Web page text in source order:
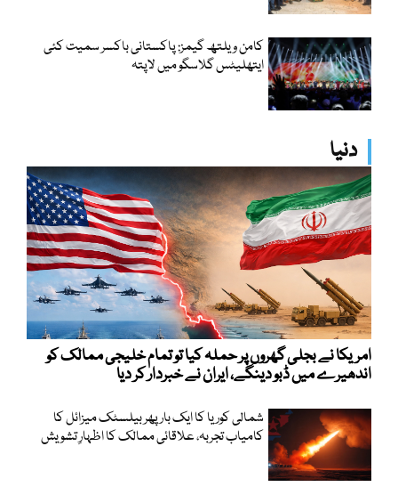
کامن ویلتھ گیمز: پاکستانی باکسر سمیت کئی
ایتھلیٹس گلاسگو میں لاپتہ
دنیا
امریکا نے بجلی گھروں پر حملہ کیا تو تمام خلیجی ممالک کو
اندھیرے میں ڈبو دینگے، ایران نے خبردار کر دیا
شمالی کوریا کا ایک بار پھر بیلسٹک میزائل کا
کامیاب تجربہ، علاقائی ممالک کا اظہارِ تشویش